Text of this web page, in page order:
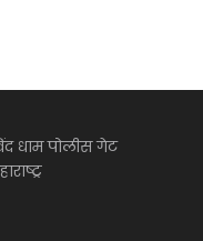
धाम पोलीस गेट